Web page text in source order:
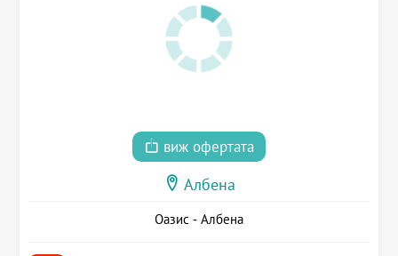
виж офертата
Албена
Оазис - Албена